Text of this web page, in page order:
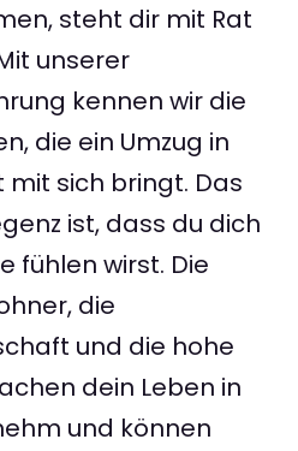
steht dir mit Rat
unserer
kennen wir die
die ein Umzug in
sich bringt. Das
ist, dass du dich
fühlen wirst. Die
die
und die hohe
dein Leben in
und können